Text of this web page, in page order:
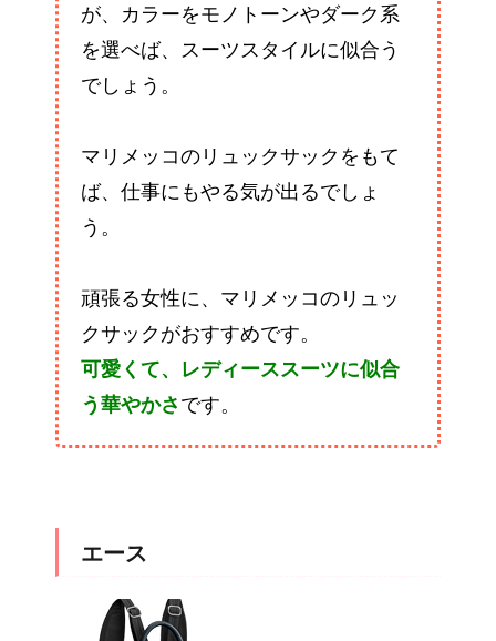
が、カラーをモノトーンやダーク系
を選べば、スーツスタイルに似合う
でしょう。
マリメッコのリュックサックをもて
ば、仕事にもやる気が出るでしょ
う。
頑張る女性に、マリメッコのリュッ
クサックがおすすめです。
可愛くて、レディーススーツに似合
う華やかさ です。
エース